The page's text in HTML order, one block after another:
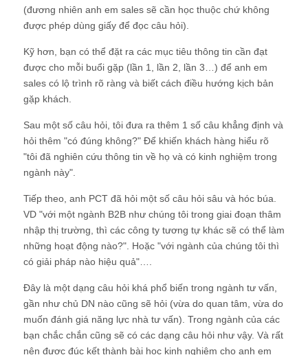
(đương nhiên anh em sales sẽ cần học thuộc chứ không
được phép dùng giấy để đọc câu hỏi).
Kỹ hơn, bạn có thể đặt ra các mục tiêu thông tin cần đạt
được cho mỗi buổi gặp (lần 1, lần 2, lần 3…) để anh em
sales có lộ trình rõ ràng và biết cách điều hướng kịch bản
gặp khách.
Sau một số câu hỏi, tôi đưa ra thêm 1 số câu khẳng định và
hỏi thêm "có đúng không?" Để khiến khách hàng hiểu rõ
"tôi đã nghiên cứu thông tin về họ và có kinh nghiệm trong
ngành này".
Tiếp theo, anh PCT đã hỏi một số câu hỏi sâu và hóc búa.
VD "với một ngành B2B như chúng tôi trong giai đoạn thâm
nhập thị trường, thì các công ty tương tự khác sẽ có thể làm
những hoạt động nào?". Hoặc "với ngành của chúng tôi thì
có giải pháp nào hiệu quả"….
Đây là một dạng câu hỏi khá phổ biến trong ngành tư vấn,
gần như chủ DN nào cũng sẽ hỏi (vừa do quan tâm, vừa do
muốn đánh giá năng lực nhà tư vấn). Trong ngành của các
bạn chắc chắn cũng sẽ có các dạng câu hỏi như vậy. Và rất
nên được đúc kết thành bài học kinh nghiệm cho anh em